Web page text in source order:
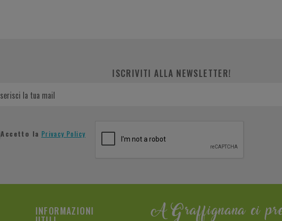
ISCRIVITI ALLA NEWSLETTER!
Accetto la Privacy Policy
A Graffignana ci
INFORMAZIONI